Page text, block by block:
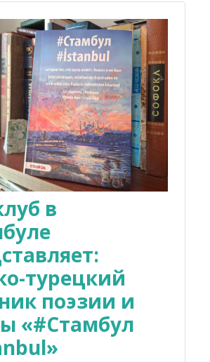
в
турецкий
поэзии и
«#Стамбул